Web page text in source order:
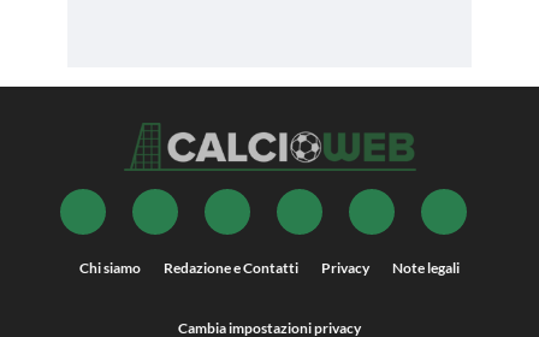
Chi siamo Redazione e Contatti Privacy Note legali
Cambia impostazioni privacy